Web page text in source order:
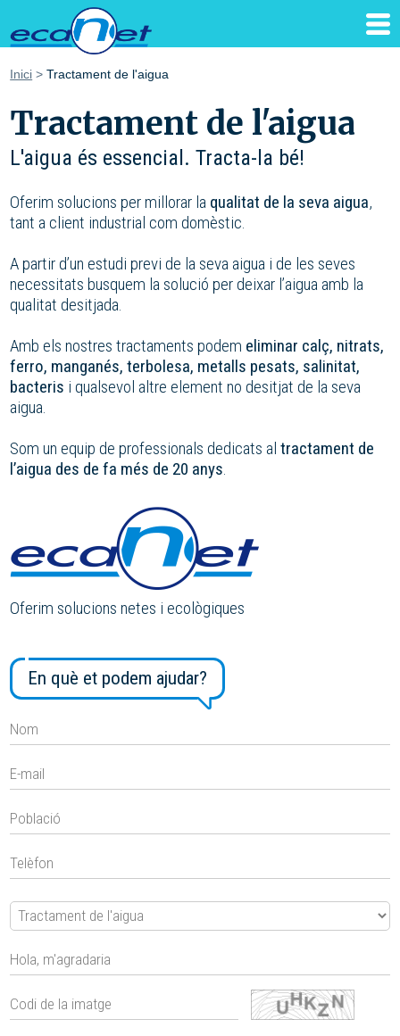
Inici > Tractament de l'aigua
Oferim solucions netes i ecològiques
En què et podem ajudar?
Tractament de l'aigua
L'aigua és essencial. Tracta-la bé!
Oferim solucions per millorar la qualitat de la seva aigua,
tant a client industrial com domèstic.
A partir d’un estudi previ de la seva aigua i de les seves
necessitats busquem la solució per deixar l’aigua amb la
qualitat desitjada.
Amb els nostres tractaments podem eliminar calç, nitrats,
ferro, manganés, terbolesa, metalls pesats, salinitat,
bacteris i qualsevol altre element no desitjat de la seva
aigua.
Som un equip de professionals dedicats altractament de
l’aigua des de fa més de 20 anys.